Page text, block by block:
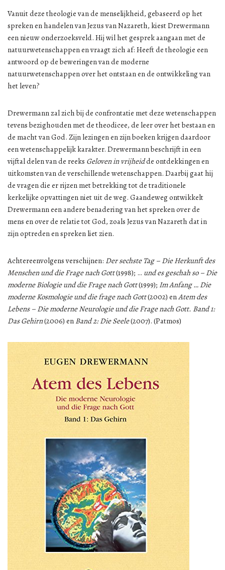
Vanuit deze theologie van de menselijkheid, gebaseerd op het
spreken en handelen van Jezus van Nazareth, kiest Drewermann
een nieuw onderzoeksveld. Hij wil het gesprek aangaan met de
natuurwetenschappen en vraagt zich af: Heeft de theologie een
antwoord op de beweringen van de moderne
natuurwetenschappen over het ontstaan en de ontwikkeling van
het leven?
Drewermann zal zich bij de confrontatie met deze wetenschappen
tevens bezighouden met de theodicee, de leer over het bestaan en
de macht van God. Zijn lezingen en zijn boeken krijgen daardoor
een wetenschappelijk karakter. Drewermann beschrijft in een
vijftal delen van de reeks Geloven in vrijheidde ontdekkingen en
uitkomsten van de verschillende wetenschappen. Daarbij gaat hij
de vragen die er rijzen met betrekking tot de traditionele
kerkelijke opvattingen niet uit de weg. Gaandeweg ontwikkelt
Drewermann een andere benadering van het spreken over de
mens en over de relatie tot God, zoals Jezus van Nazareth dat in
zijn optreden en spreken liet zien.
Achtereenvolgens verschijnen: Der sechste Tag – Die Herkunft des
Menschen und die Frage nach Gott(1998); … und es geschah so – Die
moderne Biologie und die Frage nach Gott(1999); Im Anfang … Die
moderne Kosmologie und die frage nach Gott(2002) enAtem des
Lebens – Die moderne Neurologie und die Frage nach Gott. Band 1:
Das Gehirn(2006) en Band 2: Die Seele(2007). (Patmos)